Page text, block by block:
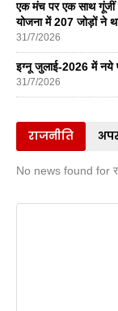
एक मंच पर एक साथ गूंजीं
योजना में 207 जोड़ों ने
31/7/2026
इग्नू जुलाई-2026 में नये
31/7/2026
राजनीति
No news found for